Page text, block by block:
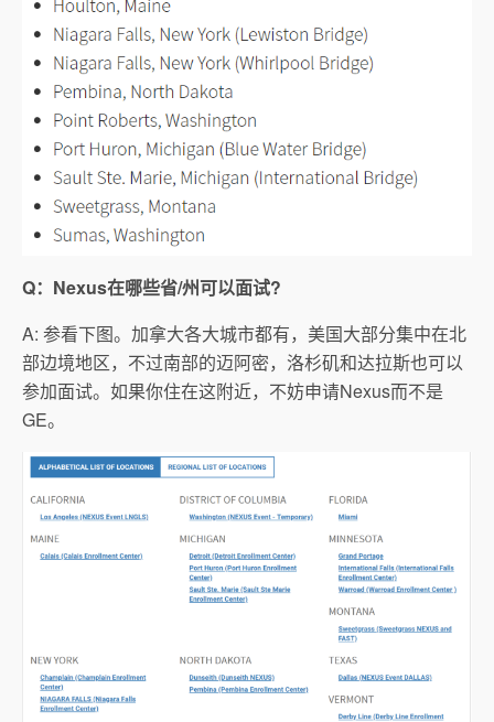
Q：Nexus在哪些省/州可以面试?
A: 参看下图。加拿大各大城市都有，美国大部分集中在北
部边境地区，不过南部的迈阿密，洛杉矶和达拉斯也可以
参加面试。如果你住在这附近，不妨申请Nexus而不是
GE。